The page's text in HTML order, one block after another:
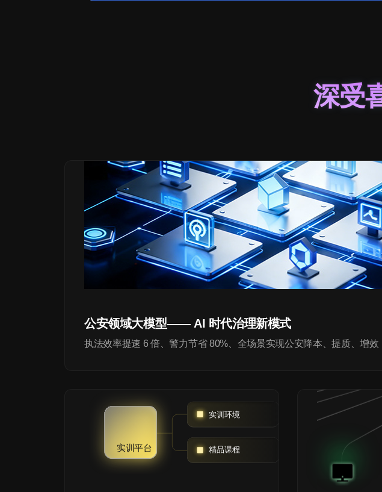
深受
公安领域大模型—— AI 时代治理新模式
执法效率提速 6 倍、警力节省 80%、全场景实现公安降本、提质、增效
实训平台
实训环境
精品课程